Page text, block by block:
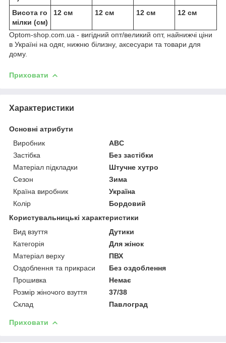
Висота го
мілки (см)
12 см 12 см 12 см 12 см
Optom-shop.com.ua - вигідний опт/великий опт, найнижчі ціни
в Україні на одяг, нижню білизну, аксесуари та товари для
дому.
Приховати
Характеристики
Основні атрибути
Виробник
ABC
Застібка
Без застібки
Матеріал підкладки
Штучне хутро
Сезон
Зима
Країна виробник
Україна
Колір
Бордовий
Користувальницькі характеристики
Вид взуття
Дутики
Категорія
Для жінок
Матеріал верху
ПВХ
Оздоблення та прикраси
Без оздоблення
Прошивка
Немає
Розмір жіночого взуття
37/38
Склад
Павлоград
Приховати